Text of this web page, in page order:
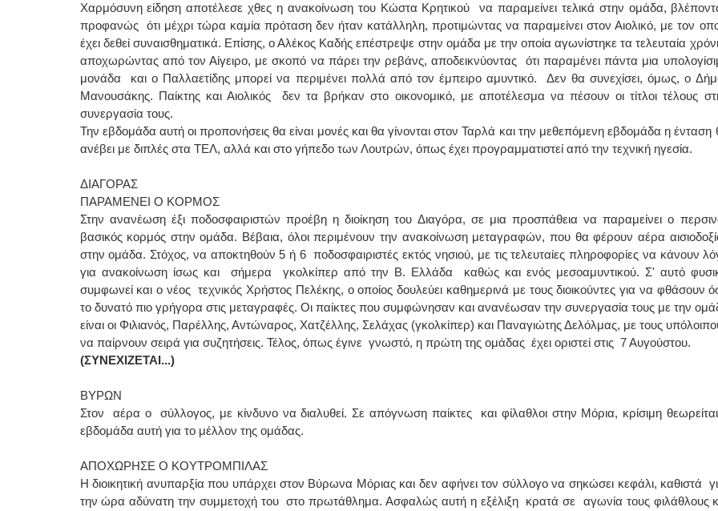
Χαρμόσυνη είδηση αποτέλεσε χθες η ανακοίνωση του Κώστα Κρητικού να παραμείνει τελικά στην ομάδα,
προφανώς ότι μέχρι τώρα καμία πρόταση δεν ήταν κατάλληλη, προτιμώντας να παραμείνει στον Αιολικό, με τον
έχει δεθεί συναισθηματικά. Επίσης, ο Αλέκος Καδής επέστρεψε στην ομάδα με την οποία αγωνίστηκε τα τελευταία
αποχωρώντας από τον Αίγειρο, με σκοπό να πάρει την ρεβάνς, αποδεικνύοντας ότι παραμένει πάντα μια
μονάδα και ο Παλλαετίδης μπορεί να περιμένει πολλά από τον έμπειρο αμυντικό. Δεν θα συνεχίσει, όμως, ο
Μανουσάκης. Παίκτης και Αιολικός δεν τα βρήκαν στο οικονομικό, με αποτέλεσμα να πέσουν οι τίτλοι τέλους
συνεργασία τους.
Την εβδομάδα αυτή οι προπονήσεις θα είναι μονές και θα γίνονται στον Ταρλά και την μεθεπόμενη εβδομάδα η ένταση
ανέβει με διπλές στα ΤΕΛ, αλλά και στο γήπεδο των Λουτρών, όπως έχει προγραμματιστεί από την τεχνική ηγεσία.
ΔΙΑΓΟΡΑΣ
ΠΑΡΑΜΕΝΕΙ Ο ΚΟΡΜΟΣ
Στην ανανέωση έξι ποδοσφαιριστών προέβη η διοίκηση του Διαγόρα, σε μια προσπάθεια να παραμείνει ο
βασικός κορμός στην ομάδα. Βέβαια, όλοι περιμένουν την ανακοίνωση μεταγραφών, που θα φέρουν αέρα
στην ομάδα. Στόχος, να αποκτηθούν 5 ή 6 ποδοσφαιριστές εκτός νησιού, με τις τελευταίες πληροφορίες να κάνουν
για ανακοίνωση ίσως και σήμερα γκολκίπερ από την Β. Ελλάδα καθώς και ενός μεσοαμυντικού. Σ' αυτό
συμφωνεί και ο νέος τεχνικός Χρήστος Πελέκης, ο οποίος δουλεύει καθημερινά με τους διοικούντες για να φθάσουν
το δυνατό πιο γρήγορα στις μεταγραφές. Οι παίκτες που συμφώνησαν και ανανέωσαν την συνεργασία τους με την
είναι οι Φιλιανός, Παρέλλης, Αντώναρος, Χατζέλλης, Σελάχας (γκολκίπερ) και Παναγιώτης Δελόλμας, με τους
να παίρνουν σειρά για συζητήσεις. Τέλος, όπως έγινε γνωστό, η πρώτη της ομάδας έχει οριστεί στις 7 Αυγούστου.
(ΣΥΝΕΧΙΖΕΤΑΙ...)
ΒΥΡΩΝ
Στον αέρα ο σύλλογος, με κίνδυνο να διαλυθεί. Σε απόγνωση παίκτες και φίλαθλοι στην Μόρια, κρίσιμη
εβδομάδα αυτή για το μέλλον της ομάδας.
ΑΠΟΧΩΡΗΣΕ Ο ΚΟΥΤΡΟΜΠΙΛΑΣ
Η διοικητική ανυπαρξία που υπάρχει στον Βύρωνα Μόριας και δεν αφήνει τον σύλλογο να σηκώσει κεφάλι, καθιστά
την ώρα αδύνατη την συμμετοχή του στο πρωτάθλημα. Ασφαλώς αυτή η εξέλιξη κρατά σε αγωνία τους φιλάθλους
Χειρουργός Ωτορινολαρυγγολόγος
Έλενα Μπούμπα
Στρατιωτικός Ιατρός
Διδ.Παν.Αθηνών
Διπλωματούχος Ευρ.Ακαδημίας
Πάρνηθας 95-97 Αχαρναί